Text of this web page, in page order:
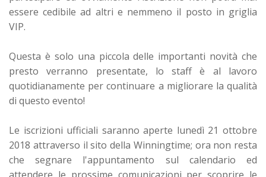
essere cedibile ad altri e nemmeno il posto in griglia
VIP.
Questa è solo una piccola delle importanti novità che
presto verranno presentate, lo staff è al lavoro
quotidianamente per continuare a migliorare la qualità
di questo evento!
Le iscrizioni ufficiali saranno aperte lunedì 21 ottobre
2018 attraverso il sito della Winningtime; ora non resta
che segnare l'appuntamento sul calendario ed